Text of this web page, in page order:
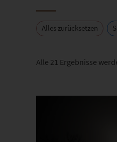
Alles zurücksetzen
Alle 21 Ergebnisse